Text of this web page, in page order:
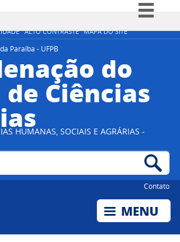
ALTO CONTRASTE MAPA DO SITE
Simplifique!
Participe
Acesso à informação
Legislação
Paraíba - UFPB
do
de Ciências
HUMANAS, SOCIAIS E AGRÁRIAS -
Contato